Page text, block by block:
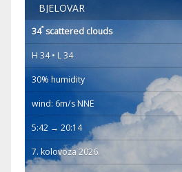
BJELOVAR
34°scattered clouds
H 34 • L 34
30% humidity
wind: 6m/s NNE
5:42 → 20:14
7. kolovoza 2026.